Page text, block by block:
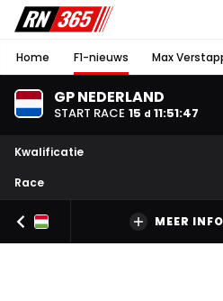
Home F1-nieuws Max
GP NEDERLAND
START RACE 15 d 11:51:47
Kwalificatie
Race
MEER